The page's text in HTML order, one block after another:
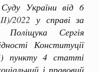
України від 6
2022 у справі за
Поліщука Сергія
Конституції
пункту 4 статті
і правовий